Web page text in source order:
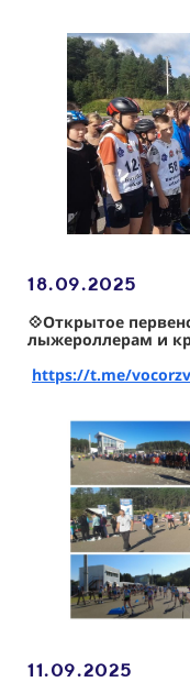
18.09.2025
💠Открытое
лыжероллерам и
https://t.me/
11.09.2025